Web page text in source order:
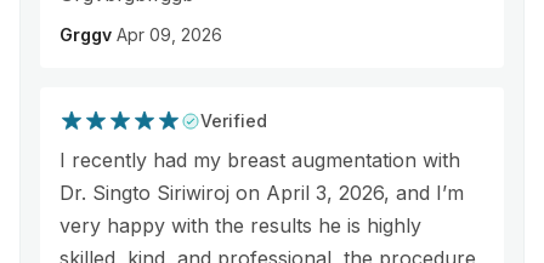
Grggv Apr 09, 2026
Verified
I recently had my breast augmentation with
Dr. Singto Siriwiroj on April 3, 2026, and I’m
very happy with the results he is highly
skilled, kind, and professional, the procedure